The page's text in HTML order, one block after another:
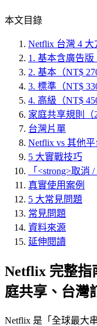
本文目錄
Netflix 台灣 4 大
1. 基本含廣告版
2. 基本（NT$
3. 標準（NT$
4. 高級（NT$
家庭共享規則（
台灣片單
Netflix vs 其他平
5 大實戰技巧
「<strong>取消
真實使用案例
5 大常見問題
常見問題
資料來源
延伸閱讀
Netflix 完整指
庭共享、台灣
Netflix 是「 全球最大